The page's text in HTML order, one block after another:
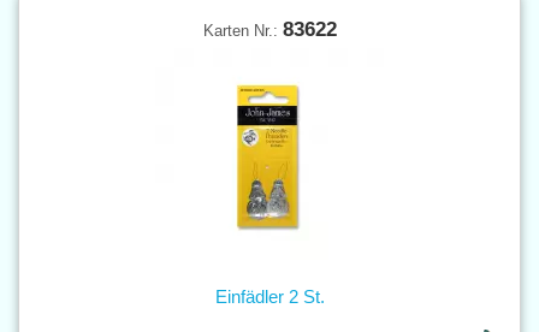
Karten Nr.: 83622
Einfädler 2 St.